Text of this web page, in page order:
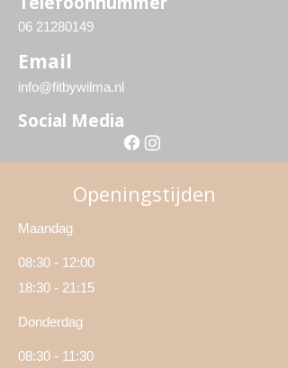
06 21280149
Email
info@fitbywilma.nl
Social Media
Openingstijden
Maandag
08:30 - 12:00
18:30 - 21:15
Donderdag
08:30 - 11:30